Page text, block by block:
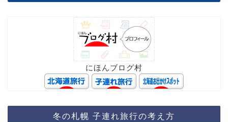
にほんブログ村
冬の札幌 子連れ旅行の考え方